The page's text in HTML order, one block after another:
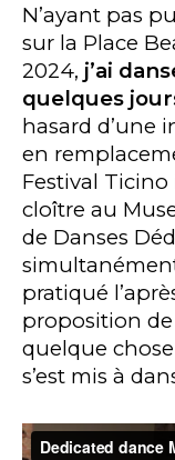
N’ayant pas
sur la Place
2024, j’ai
quelques
hasard d’une
en
Festival
cloître au
de Danses
pratiqué
proposition
quelque
s’est mis à